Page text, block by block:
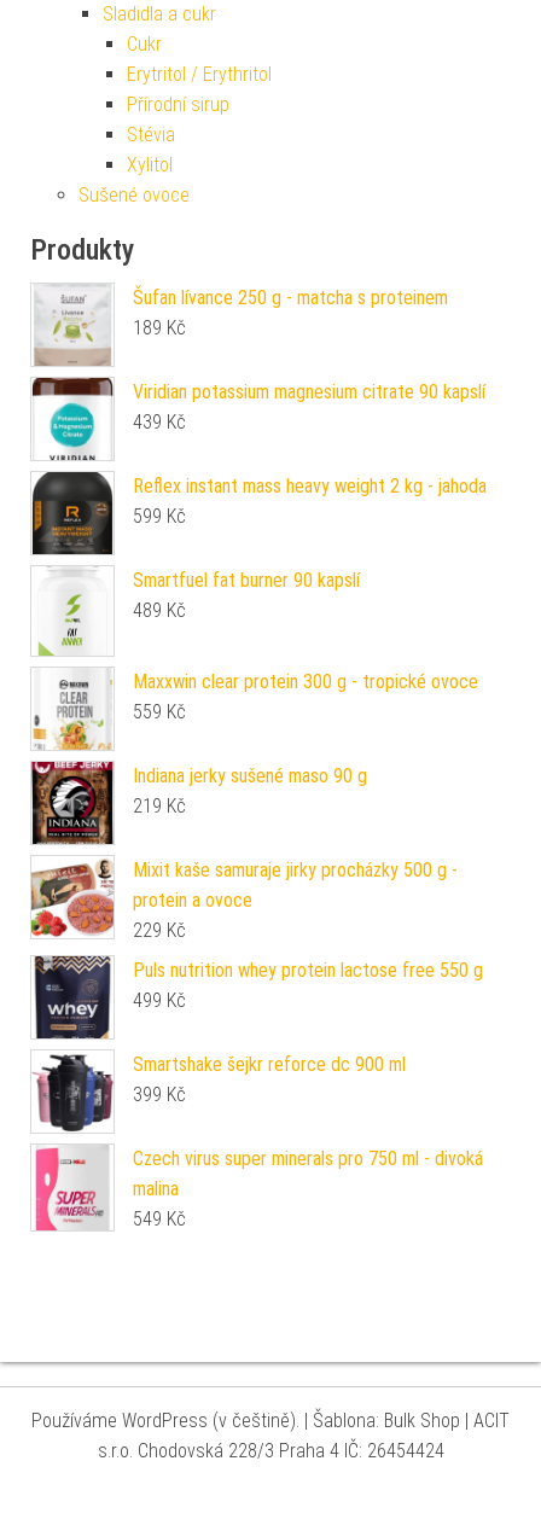
Sladidla a cukr
Cukr
Erytritol / Erythritol
Přírodní sirup
Stévia
Xylitol
Sušené ovoce
Produkty
Šufan lívance 250 g - matcha s proteinem
189 Kč
Viridian potassium magnesium citrate 90 kapslí
439 Kč
Reflex instant mass heavy weight 2 kg - jahoda
599 Kč
Smartfuel fat burner 90 kapslí
489 Kč
Maxxwin clear protein 300 g - tropické ovoce
559 Kč
Indiana jerky sušené maso 90 g
219 Kč
Mixit kaše samuraje jirky procházky 500 g -
protein a ovoce
229 Kč
Puls nutrition whey protein lactose free 550 g
499 Kč
Smartshake šejkr reforce dc 900 ml
399 Kč
Czech virus super minerals pro 750 ml - divoká
malina
549 Kč
Používáme WordPress (v češtině). | Šablona: Bulk Shop | ACIT
s.r.o. Chodovská 228/3 Praha 4 IČ: 26454424